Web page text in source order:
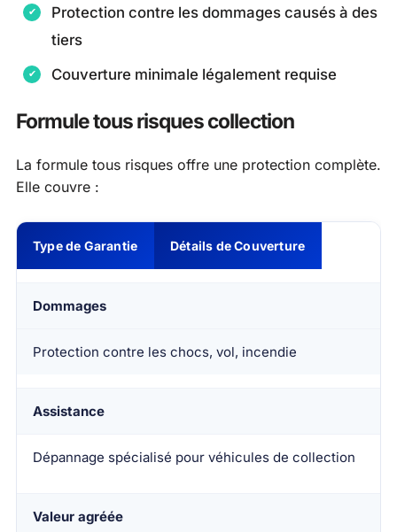
Protection contre les dommages causés à des
tiers
Couverture minimale légalement requise
Formule tous risques collection
La formule tous risques offre une protection complète.
Elle couvre :
Type de Garantie Détails de Couverture
Dommages
Protection contre les chocs, vol, incendie
Assistance
Dépannage spécialisé pour véhicules de collection
Valeur agréée